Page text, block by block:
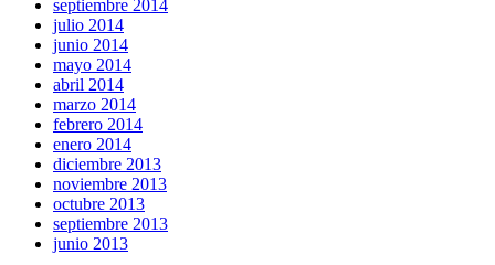
septiembre 2014
julio 2014
junio 2014
mayo 2014
abril 2014
marzo 2014
febrero 2014
enero 2014
diciembre 2013
noviembre 2013
octubre 2013
septiembre 2013
junio 2013